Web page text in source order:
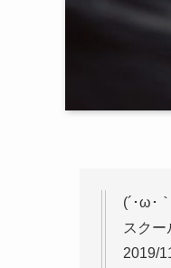
(´･ω･
スク
2019/